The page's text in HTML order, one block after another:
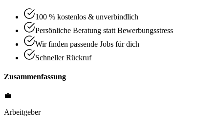
100 % kostenlos & unverbindlich
Persönliche Beratung statt Bewerbungsstress
Wir finden passende Jobs für dich
Schneller Rückruf
Zusammenfassung
💼
Arbeitgeber